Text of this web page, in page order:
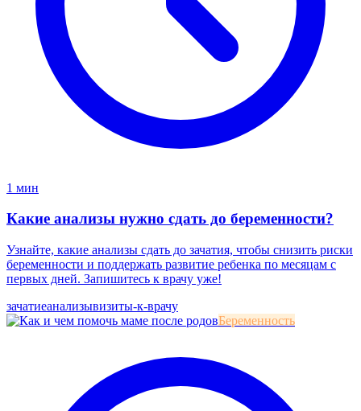
1 мин
Какие анализы нужно сдать до беременности?
Узнайте, какие анализы сдать до зачатия, чтобы снизить риски
беременности и поддержать развитие ребенка по месяцам с
первых дней. Запишитесь к врачу уже!
зачатиеанализывизиты-к-врачу
Беременность